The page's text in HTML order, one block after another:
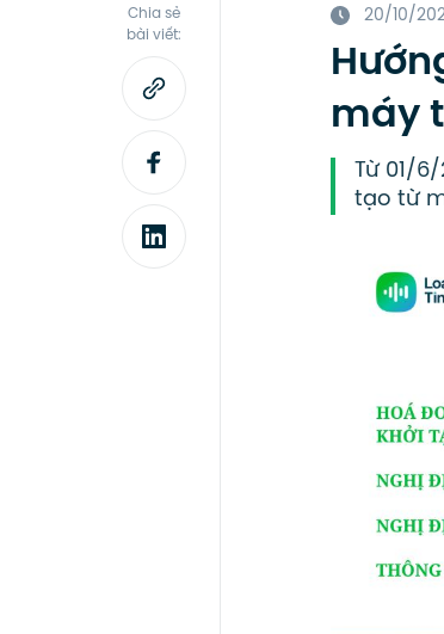
Chia sẻ
bài viết:
20/10/
máy
Từ 01/
tạo từ